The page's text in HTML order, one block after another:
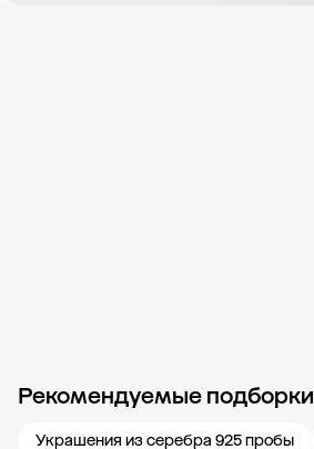
Рекомендуемые подборки
Украшения из серебра 925 пробы
Новости компании Журнал ЗОЛОТОЙ Блог